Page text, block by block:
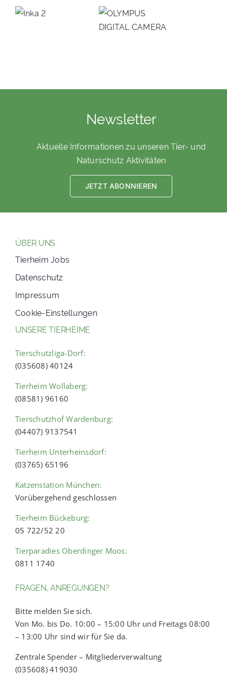
Newsletter
Aktuelle Informationen zu unseren Tier- und
Naturschutz Aktivitäten
JETZT ABONNIEREN
ÜBER UNS
Tierheim Jobs
Datenschutz
Impressum
Cookie-Einstellungen
UNSERE TIERHEIME
Tierschutzliga-Dorf:
(035608) 40124
Tierheim Wollaberg:
(08581) 96160
Tierschutzhof Wardenburg:
(04407) 9137541
Tierheim Unterheinsdorf:
(03765) 65196
Katzenstation München:
Vorübergehend geschlossen
Tierheim Bückeburg:
05 722/52 20
Tierparadies Oberdinger Moos:
0811 1740
FRAGEN, ANREGUNGEN?
Bitte melden Sie sich.
Von Mo. bis Do. 10:00 – 15:00 Uhr und Freitags 08:00
– 13:00 Uhr sind wir für Sie da.
Zentrale Spender – Mitgliederverwaltung
(035608) 419030